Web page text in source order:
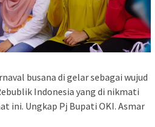
busana di gelar sebagai wujud
Indonesia yang di nikmati
ini. Ungkap Pj Bupati OKI. Asmar